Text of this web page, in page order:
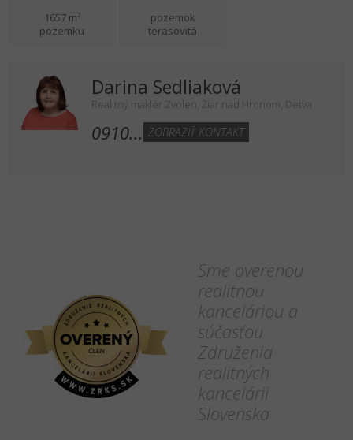
1657 m²
pozemku
pozemok
terasovitá
Darina Sedliaková
Realitný maklér Zvolen, Žiar nad Hronom, Detva
0910... ZOBRAZIŤ KONTAKT
Sme overenou
realitnou
kanceláriou a
súčasťou
Združenia
realitných
kancelárii
Slovenska